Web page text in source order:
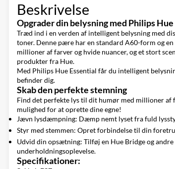
Beskrivelse
Opgrader din belysning med Philips
Træd ind i en verden af intelligent belysning med
toner. Denne pære har en standard A60-form og
millioner af farver og hvide nuancer, og et stort
produkter fra Hue.
Med Philips Hue Essential får du intelligent
befinder dig.
Skab den perfekte stemning
Find det perfekte lys til dit humør med millioner af
mulighed for at oprette dine egne!
Jævn lysdæmpning: Dæmp nemt lyset fra fuld
Styr med stemmen: Opret forbindelse til din
Udvid din opsætning: Tilføj en Hue Bridge og
underholdningsoplevelse.
Specifikationer: